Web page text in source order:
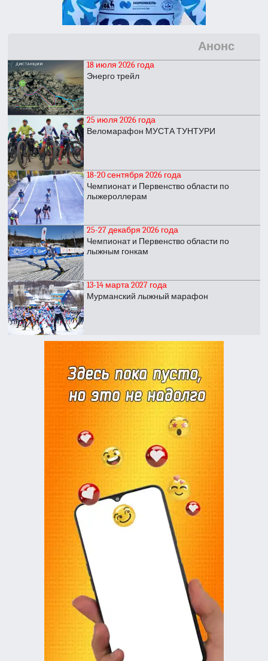
Анонс
18 июля 2026 года
Энерго трейл
25 июля 2026 года
Веломарафон МУСТА ТУНТУРИ
18-20 сентября 2026 года
Чемпионат и Первенство области по
лыжероллерам
25-27 декабря 2026 года
Чемпионат и Первенство области по
лыжным гонкам
13-14 марта 2027 года
Мурманский лыжный марафон